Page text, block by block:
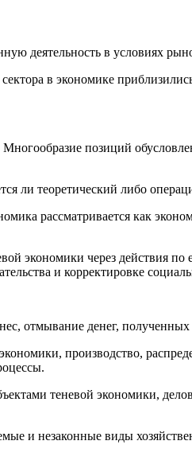
деятельность в условиях
в экономике приблизились
позиций
ли теоретический либо
рассматривается как
экономики через действия
и корректировке
отмывание денег,
производство,
теневой экономики,
и незаконные виды